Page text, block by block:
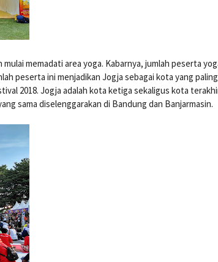
memadati area yoga. Kabarnya, jumlah peserta
peserta ini menjadikan Jogja sebagai kota yang
2018. Jogja adalah kota ketiga sekaligus kota
sama diselenggarakan di Bandung dan Banjarmasin.